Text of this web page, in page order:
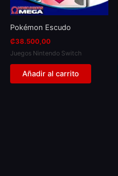
Pokémon Escudo
₡38.500,00
Juegos Nintendo Switch
Añadir al carrito